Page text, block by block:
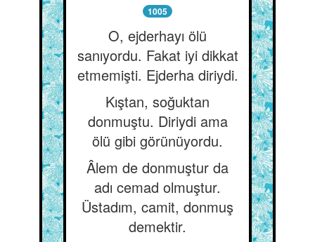
1005
O, ejderhayı ölü
sanıyordu. Fakat iyi dikkat
etmemişti. Ejderha diriydi.
Kıştan, soğuktan
donmuştu. Diriydi ama
ölü gibi görünüyordu.
Âlem de donmuştur da
adı cemad olmuştur.
Üstadım, camit, donmuş
demektir.